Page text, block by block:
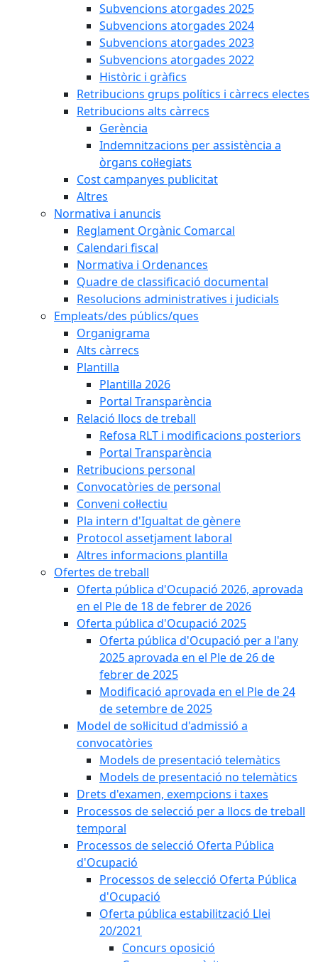
Subvencions atorgades 2025
Subvencions atorgades 2024
Subvencions atorgades 2023
Subvencions atorgades 2022
Històric i gràfics
Retribucions grups polítics i càrrecs electes
Retribucions alts càrrecs
Gerència
Indemnitzacions per assistència a
òrgans col·legiats
Cost campanyes publicitat
Altres
Normativa i anuncis
Reglament Orgànic Comarcal
Calendari fiscal
Normativa i Ordenances
Quadre de classificació documental
Resolucions administratives i judicials
Empleats/des públics/ques
Organigrama
Alts càrrecs
Plantilla
Plantilla 2026
Portal Transparència
Relació llocs de treball
Refosa RLT i modificacions posteriors
Portal Transparència
Retribucions personal
Convocatòries de personal
Conveni col·lectiu
Pla intern d'Igualtat de gènere
Protocol assetjament laboral
Altres informacions plantilla
Ofertes de treball
Oferta pública d'Ocupació 2026, aprovada
en el Ple de 18 de febrer de 2026
Oferta pública d'Ocupació 2025
Oferta pública d'Ocupació per a l'any
2025 aprovada en el Ple de 26 de
febrer de 2025
Modificació aprovada en el Ple de 24
de setembre de 2025
Model de sol·licitud d'admissió a
convocatòries
Models de presentació telemàtics
Models de presentació no telemàtics
Drets d'examen, exempcions i taxes
Processos de selecció per a llocs de treball
temporal
Processos de selecció Oferta Pública
d'Ocupació
Processos de selecció Oferta Pública
d'Ocupació
Oferta pública estabilització Llei
20/2021
Concurs oposició